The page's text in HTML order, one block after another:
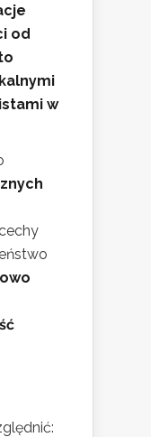
od
w